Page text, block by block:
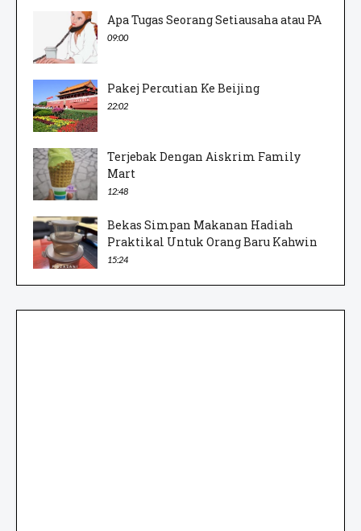
Apa Tugas Seorang Setiausaha atau PA
09:00
Pakej Percutian Ke Beijing
22:02
Terjebak Dengan Aiskrim Family
Mart
12:48
Bekas Simpan Makanan Hadiah
Praktikal Untuk Orang Baru Kahwin
15:24